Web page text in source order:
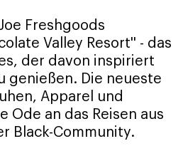
Freshgoods
Valley Resort'' - das
der davon inspiriert
genießen. Die neueste
Apparel und
Ode an das Reisen aus
Black-Community.